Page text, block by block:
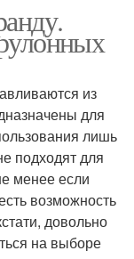
из
для
лишь
подходят для
менее если
возможность
довольно
на выборе